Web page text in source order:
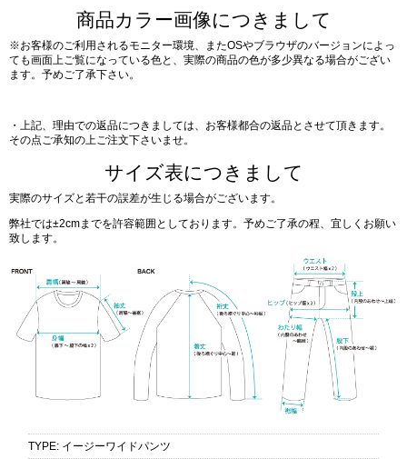
商品カラー画像につきまして
※お客様のご利用されるモニター環境、またOSやブラウザのバージョンによっ
ても画面上ご覧になっている色と、実際の商品の色が多少異なる場合がござい
ます。予めご了承下さい。
・上記、理由での返品につきましては、お客様都合の返品とさせて頂きます。
その点ご承知の上ご注文下さいませ。
サイズ表につきまして
実際のサイズと若干の誤差が生じる場合がございます。
弊社では±2cmまでを許容範囲としております。予めご了承の程、宜しくお願い
致します。
TYPE: イージーワイドパンツ